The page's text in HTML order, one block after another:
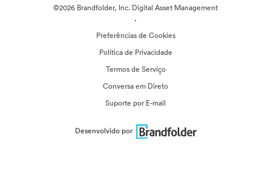
©2026 Brandfolder, Inc. Digital Asset Management
·
Preferências de Cookies
Política de Privacidade
Termos de Serviço
Conversa em Direto
Suporte por E-mail
Desenvolvido por